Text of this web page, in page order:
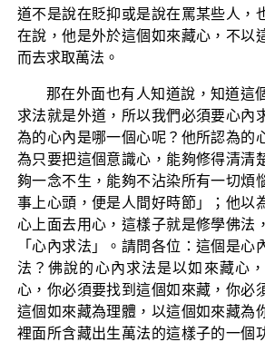
道不是說在貶抑或是說在罵某些人，
在說，他是外於這個如來藏心，不以
而去求取萬法。
那在外面也有人知道說，知道這
求法就是外道，所以我們必須要心內
為的心內是哪一個心呢？他所認為的
為只要把這個意識心，能夠修得清清
夠一念不生，能夠不沾染所有一切煩
事上心頭，便是人間好時節」；他以
心上面去用心，這樣子就是修學佛法
「心內求法」。請問各位：這個是心
法？佛說的心內求法是以如來藏心
心，你必須要找到這個如來藏，你必
這個如來藏為理體，以這個如來藏為
裡面所含藏出生萬法的這樣子的一個